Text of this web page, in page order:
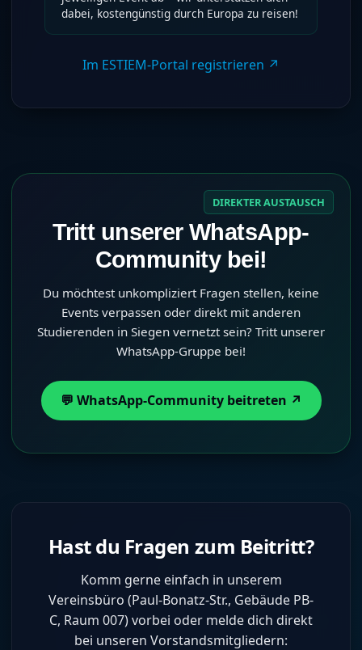
dabei, kostengünstig durch Europa zu reisen!
Im ESTIEM-Portal registrieren ↗
DIREKTER AUSTAUSCH
Tritt unserer WhatsApp-
Community bei!
Du möchtest unkompliziert Fragen stellen, keine
Events verpassen oder direkt mit anderen
Studierenden in Siegen vernetzt sein? Tritt unserer
WhatsApp-Gruppe bei!
💬 WhatsApp-Community beitreten ↗
Hast du Fragen zum Beitritt?
Komm gerne einfach in unserem
Vereinsbüro (Paul-Bonatz-Str., Gebäude PB-
C, Raum 007) vorbei oder melde dich direkt
bei unseren Vorstandsmitgliedern: